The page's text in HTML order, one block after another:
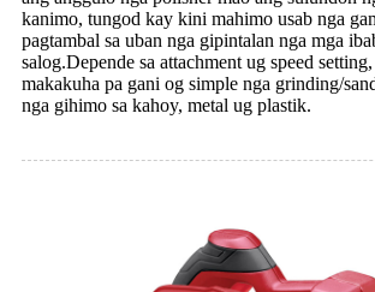
kanimo, tungod kay kini mahimo usab nga
pagtambal sa uban nga gipintalan nga mga
salog.Depende sa attachment ug speed
makakuha pa gani og simple nga grinding/
nga gihimo sa kahoy, metal ug plastik.